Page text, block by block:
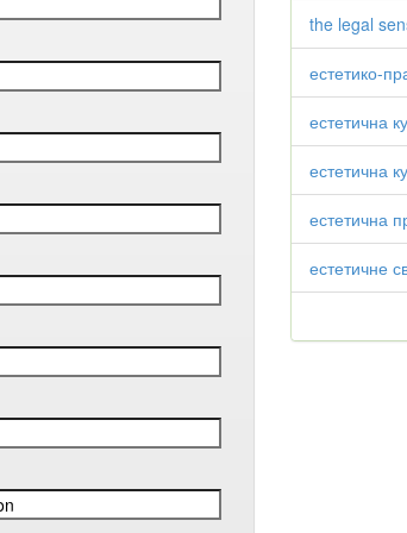
the legal
естетико-
естетична
естетична
естетична
естетичне